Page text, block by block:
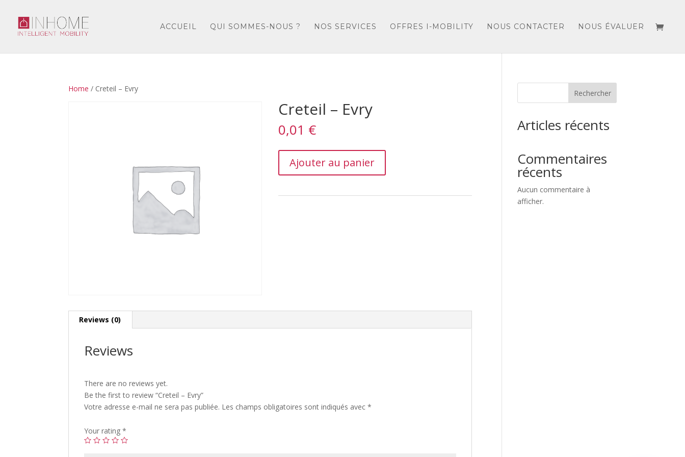
ACCUEIL QUI SOMMES-NOUS ? NOS SERVICES OFFRES I-MOBILITY NOUS CONTACTER NOUS ÉVALUER
Home / Creteil – Evry
Creteil – Evry
0,01 €
Evry
Ajouter au panier
Reviews (0)
Reviews
There are no reviews yet.
Be the first to review “Creteil – Evry”
Votre adresse e-mail ne sera pas publiée. Les champs obligatoires sont indiqués avec*
Your rating*
Rechercher
Articles récents
Commentaires
récents
Aucun commentaire à
afficher.